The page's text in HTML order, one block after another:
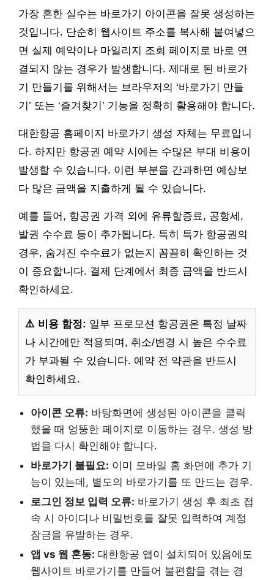
가장 흔한 실수는 바로가기 아이콘을 잘못 생성하는
것입니다. 단순히 웹사이트 주소를 복사해 붙여넣으
면 실제 예약이나 마일리지 조회 페이지로 바로 연
결되지 않는 경우가 발생합니다. 제대로 된 바로가
기 만들기를 위해서는 브라우저의 ‘바로가기 만들
기’ 또는 ‘즐겨찾기’ 기능을 정확히 활용해야 합니다.
대한항공 홈페이지 바로가기 생성 자체는 무료입니
다. 하지만 항공권 예약 시에는 수많은 부대 비용이
발생할 수 있습니다. 이런 부분을 간과하면 예상보
다 많은 금액을 지출하게 될 수 있습니다.
예를 들어, 항공권 가격 외에 유류할증료, 공항세,
발권 수수료 등이 추가됩니다. 특히 특가 항공권의
경우, 숨겨진 수수료가 없는지 꼼꼼히 확인하는 것
이 중요합니다. 결제 단계에서 최종 금액을 반드시
확인하세요.
⚠️ 비용 함정: 일부 프로모션 항공권은 특정 날짜
나 시간에만 적용되며, 취소/변경 시 높은 수수료
가 부과될 수 있습니다. 예약 전 약관을 반드시
확인하세요.
아이콘 오류: 바탕화면에 생성된 아이콘을 클릭
했을 때 엉뚱한 페이지로 이동하는 경우. 생성 방
법을 다시 확인해야 합니다.
바로가기 불필요: 이미 모바일 홈 화면에 추가 기
능이 있는데, 별도의 바로가기를 또 만드는 경우.
로그인 정보 입력 오류: 바로가기 생성 후 최초 접
속 시 아이디나 비밀번호를 잘못 입력하여 계정
잠금을 유발하는 경우.
앱 vs 웹 혼동: 대한항공 앱이 설치되어 있음에도
웹사이트 바로가기를 만들어 불편함을 겪는 경